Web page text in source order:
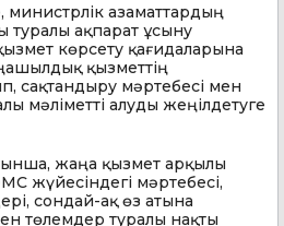
азаматтардың
ақпарат ұсыну
көрсету қағидаларына
қызметтің
сақтандыру мәртебесі мен
мәліметті алуды жеңілдетуге
жаңа қызмет арқылы
жүйесіндегі мәртебесі,
сондай-ақ өз атына
төлемдер туралы нақты